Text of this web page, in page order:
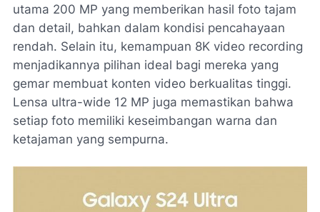
utama 200 MP yang memberikan hasil foto tajam
dan detail, bahkan dalam kondisi pencahayaan
rendah. Selain itu, kemampuan 8K video recording
menjadikannya pilihan ideal bagi mereka yang
gemar membuat konten video berkualitas tinggi.
Lensa ultra-wide 12 MP juga memastikan bahwa
setiap foto memiliki keseimbangan warna dan
ketajaman yang sempurna.